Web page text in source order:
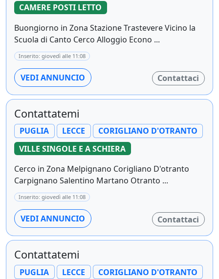
CAMERE POSTI LETTO
Buongiorno in Zona Stazione Trastevere Vicino la
Scuola di Canto Cerco Alloggio Econo ...
Inserito: giovedì alle 11:08
VEDI ANNUNCIO Contattaci
Contattatemi
PUGLIA LECCE
CORIGLIANO D'OTRANTO
VILLE SINGOLE E A SCHIERA
Cerco in Zona Melpignano Corigliano D'otranto
Carpignano Salentino Martano Otranto ...
Inserito: giovedì alle 11:08
VEDI ANNUNCIO Contattaci
Contattatemi
PUGLIA LECCE
CORIGLIANO D'OTRANTO